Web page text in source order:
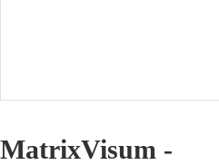
MatrixVisum -